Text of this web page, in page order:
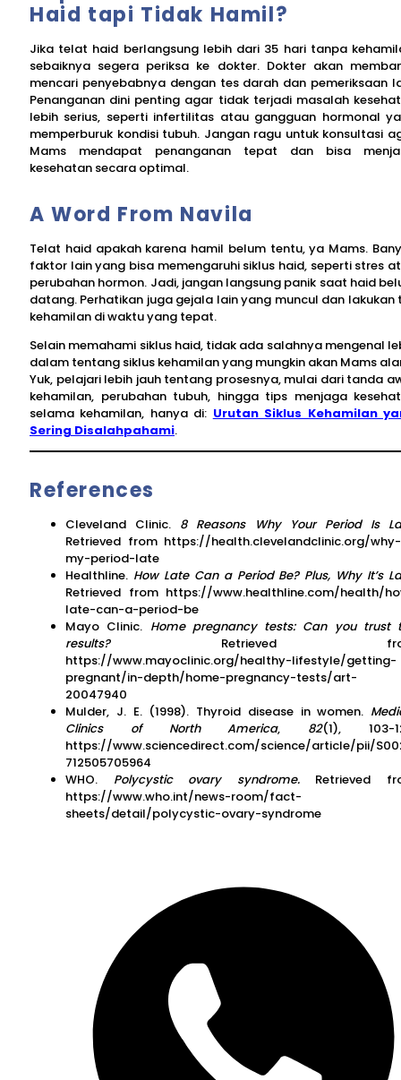
Haid tapi Tidak Hamil?
Jika telat haid berlangsung lebih dari 35 hari tanpa
sebaiknya segera periksa ke dokter. Dokter akan
mencari penyebabnya dengan tes darah dan pemeriksaan
Penanganan dini penting agar tidak terjadi masalah
lebih serius, seperti infertilitas atau gangguan hormonal
memperburuk kondisi tubuh. Jangan ragu untuk konsultasi
Mams mendapat penanganan tepat dan bisa
kesehatan secara optimal.
A Word From Navila
Telat haid apakah karena hamil belum tentu, ya Mams.
faktor lain yang bisa memengaruhi siklus haid, seperti stres
perubahan hormon. Jadi, jangan langsung panik saat haid
datang. Perhatikan juga gejala lain yang muncul dan lakukan
kehamilan di waktu yang tepat.
Selain memahami siklus haid, tidak ada salahnya mengenal
dalam tentang siklus kehamilan yang mungkin akan Mams
Yuk, pelajari lebih jauh tentang prosesnya, mulai dari tanda
kehamilan, perubahan tubuh, hingga tips menjaga
selama kehamilan, hanya di: Urutan Siklus Kehamilan
Sering Disalahpahami.
References
Cleveland Clinic. 8 Reasons Why Your Period Is
Retrieved from https://health.clevelandclinic.org/
my-period-late
Healthline. How Late Can a Period Be? Plus, Why It’s
Retrieved from https://www.healthline.com/health/
late-can-a-period-be
Mayo Clinic. Home pregnancy tests: Can you trust
results?Retrieved
https://www.mayoclinic.org/healthy-lifestyle/getting-
pregnant/in-depth/home-pregnancy-tests/art-
20047940
Mulder, J. E. (1998). Thyroid disease in women.
Clinics of North America, 82(1), 103-
https://www.sciencedirect.com/science/article/pii/
712505705964
WHO. Polycystic ovary syndrome.Retrieved
https://www.who.int/news-room/fact-
sheets/detail/polycystic-ovary-syndrome